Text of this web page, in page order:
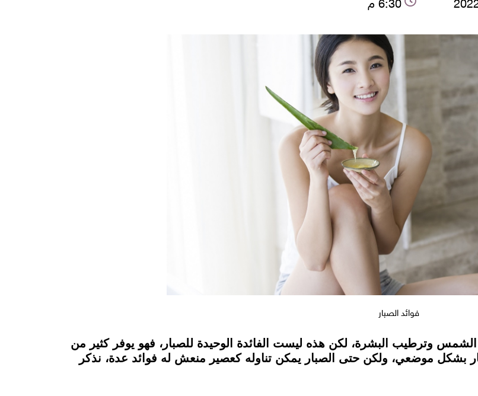
فوائد الصبار
وترطيب البشرة، لكن هذه ليست الفائدة الوحيدة للصبار، فهو يوفر كثير من
بشكل موضعي، ولكن حتى الصبار يمكن تناوله كعصير منعش له فوائد عدة، نذكر